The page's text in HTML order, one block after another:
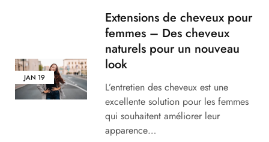
JAN 19
Extensions de cheveux pour
femmes – Des cheveux
naturels pour un nouveau
look
L’entretien des cheveux est une
excellente solution pour les femmes
qui souhaitent améliorer leur
apparence…